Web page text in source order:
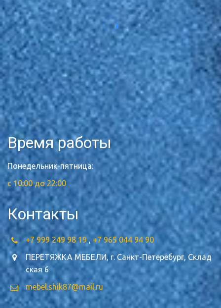
Время работы
Понедельник-пятница:
с 10:00 до 22:00
Контакты
+7 999 249 98 19 , +7 965 044 94 90
ПЕРЕТЯЖКА МЕБЕЛИ, г. Санкт-Петеребург, Склад
ская 6
mebel.shik87@mail.ru